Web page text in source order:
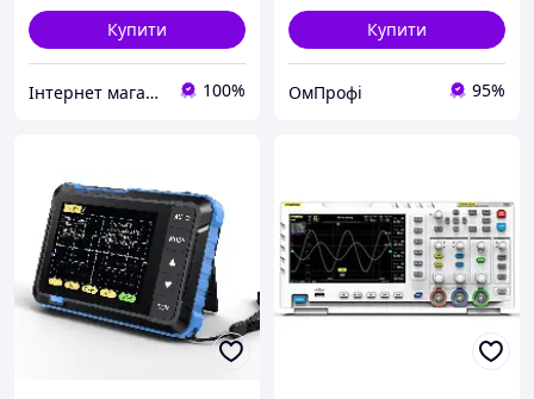
Купити
Інтернет магазин Goverla Store 100%
Купити
ОмПрофі 95%